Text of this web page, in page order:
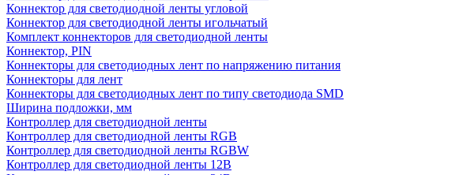
Коннектор для светодиодной ленты угловой
Коннектор для светодиодной ленты игольчатый
Комплект коннекторов для светодиодной ленты
Коннектор, PIN
Коннекторы для светодиодных лент по напряжению питания
Коннекторы для лент
Коннекторы для светодиодных лент по типу светодиода SMD
Ширина подложки, мм
Контроллер для светодиодной ленты
Контроллер для светодиодной ленты RGB
Контроллер для светодиодной ленты RGBW
Контроллер для светодиодной ленты 12В